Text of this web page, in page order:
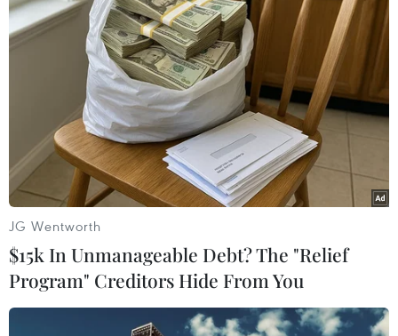
Đây là tập nhật ký thời chiến đầu tiên trong tủ sách
“Mãi mãi tuổi 20” mà tác giả là một thầy giáo
làng, từng “xếp bút nghiên,” tạm biệt học trò lên
đường ra trận trong kháng chiến chống Mỹ.
Bìa cuốn nhật ký Nhớ đêm cõng bạn lạc rừng.
JG Wentworth
$15k In Unmanageable Debt? The "Relief
Program" Creditors Hide From You